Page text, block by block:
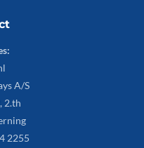
A/S
2.th
2255